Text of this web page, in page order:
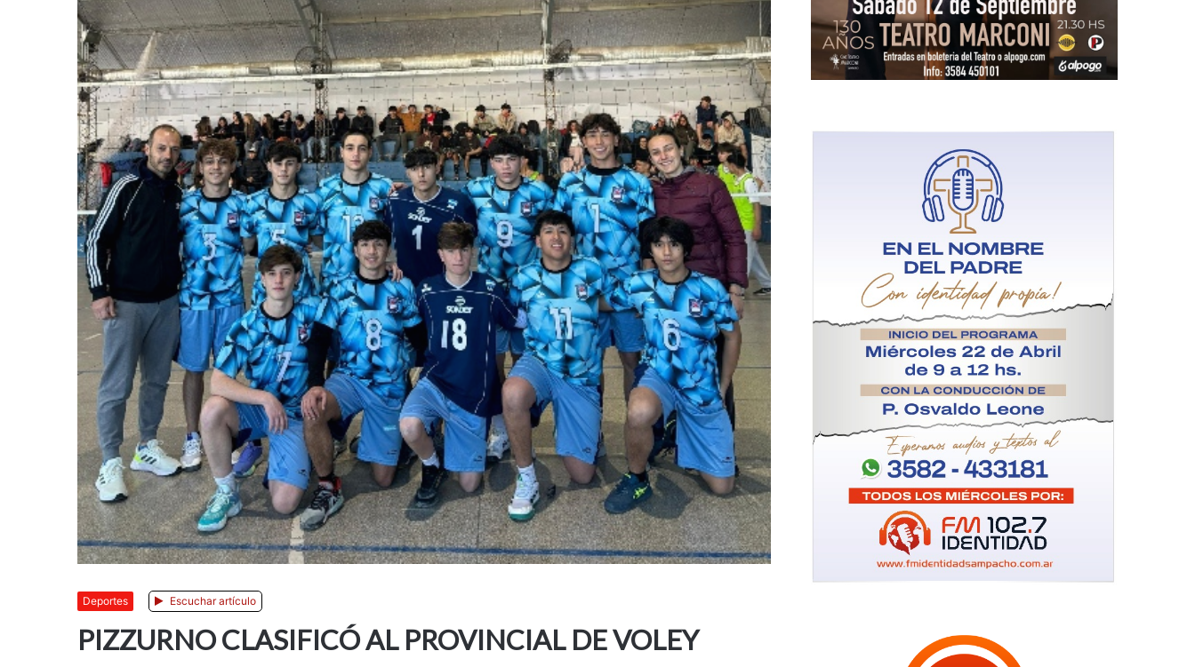
Deportes Escuchar artículo
PIZZURNO CLASIFICÓ AL PROVINCIAL DE VOLEY